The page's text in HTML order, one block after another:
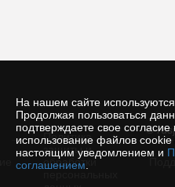
На нашем сайте
Продолжая пользоваться
подтверждаете свое согласие
использование файлов cookie
настоящим уведомлением и
соглашением
©
Политика
защиты и
обработки